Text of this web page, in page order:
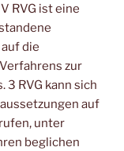
RVG ist eine
die
zur
3 RVG kann sich
auf
unter
beglichen